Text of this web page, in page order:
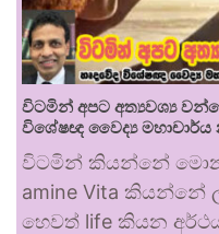
විටමින් අපට අත්‍යවශ්‍ය
විශේෂඥ වෛද්‍ය මහාචාර්ය
විටමින් කියන්නේ
amine Vita කියන්නේ
හෙවත් life කියන